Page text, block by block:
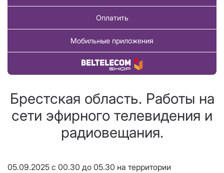
Оплатить
Мобильные приложения
Купить товар
Брестская область. Работы на
сети эфирного телевидения и
радиовещания.
05.09.2025 с 00.30 до 05.30 на территории